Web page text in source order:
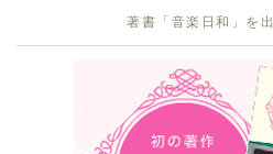
著書「音楽日和」を